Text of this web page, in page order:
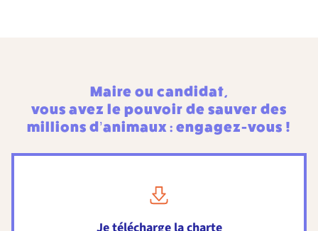
Maire ou candidat,
vous avez le pouvoir de sauver des
millions d’animaux : engagez-vous !